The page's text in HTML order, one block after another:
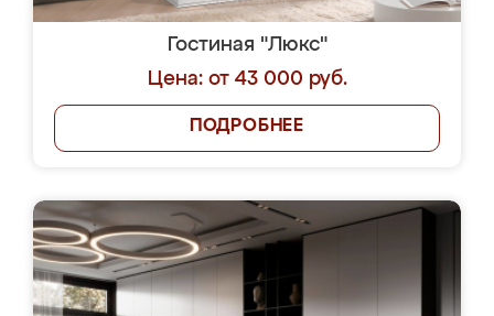
Гостиная "Люкс"
Цена: от 43 000 руб.
ПОДРОБНЕЕ